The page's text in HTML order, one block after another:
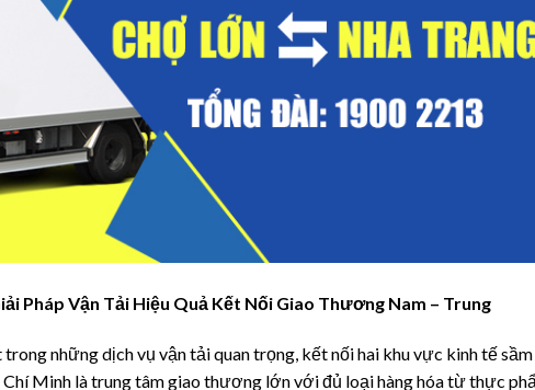
Pháp Vận Tải Hiệu Quả Kết Nối Giao Thương Nam – Trung
những dịch vụ vận tải quan trọng, kết nối hai khu vực kinh tế sầm
Minh là trung tâm giao thương lớn với đủ loại hàng hóa từ thực